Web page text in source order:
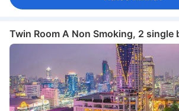
Twin Room A Non Smoking, 2 single